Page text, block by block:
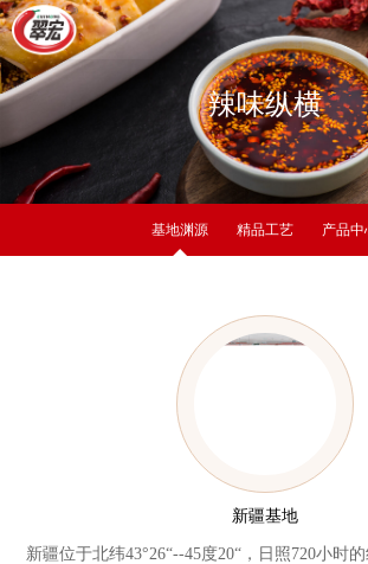
辣味纵横
基地渊源 精品工艺 产品中
新疆基地
新疆位于北纬43°26“--45度20“，日照720小时